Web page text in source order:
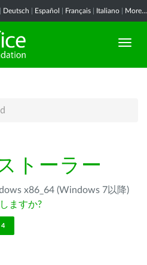
Deutsch Español Français Italiano More...
トーラー
x86_64 (Windows 7以降)
ますか?